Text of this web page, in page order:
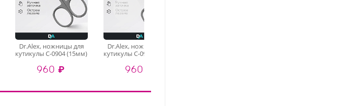
Dr.Alex, ножницы для
кутикулы C-0904 (15мм)
960 ₽
Dr.Alex, ножницы для
кутикулы C-0926 (23мм)
960 ₽